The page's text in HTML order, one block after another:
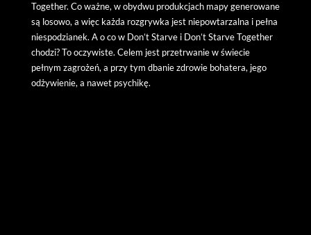
Together. Co ważne, w obydwu produkcjach mapy generowane
są losowo, a więc każda rozgrywka jest niepowtarzalna i pełna
niespodzianek. A o co w Don’t Starve i Don’t Starve Together
chodzi? To oczywiste. Celem jest przetrwanie w świecie
pełnym zagrożeń, a przy tym dbanie zdrowie bohatera, jego
odżywienie, a nawet psychikę.